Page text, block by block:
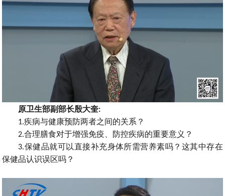
原卫生部副部长殷大奎:
1.疾病与健康预防两者之间的关系？
2.合理膳食对于增强免疫、 防控疾病的重要意义？
3.保健品就可以直接补充身体所需营养素吗 ？ 这其中存在
保健品认识误区吗 ？